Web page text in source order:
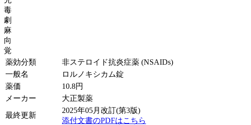
毒
劇
麻
向
覚
薬効分類
非ステロイド抗炎症薬 (NSAIDs)
一般名
ロルノキシカム錠
薬価
10.8円
メーカー
大正製薬
最終更新
2025年05月改訂(第3版)
添付文書のPDFはこちら